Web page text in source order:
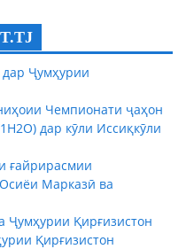
Ҷумҳурии
Чемпионати ҷаҳон
дар кӯли Иссиқкӯли
ғайрирасмии
Марказӣ ва
Ҷумҳурии Қирғизистон
Қирғизистон